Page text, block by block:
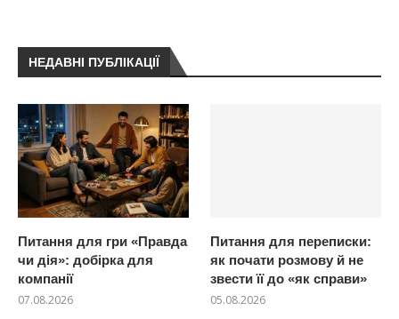
НЕДАВНІ ПУБЛІКАЦІЇ
Питання для гри «Правда
чи дія»: добірка для
компанії
07.08.2026
Питання для переписки:
як почати розмову й не
звести її до «як справи»
05.08.2026